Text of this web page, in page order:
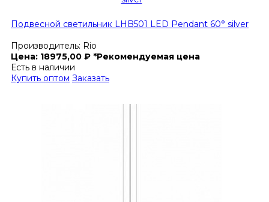
Подвесной светильник LHB501 LED Pendant 60° silver
Производитель: Rio
Цена: 18975,00 ₽ *Рекомендуемая цена
Есть в наличии
Купить оптом Заказать